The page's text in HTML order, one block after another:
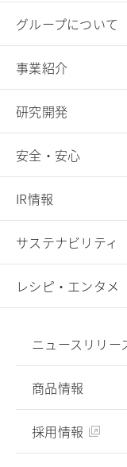
グループについて
事業紹介
研究開発
安全・安心
IR情報
サステナビリティ
レシピ・エンタメ
ニュースリリー
商品情報
採用情報